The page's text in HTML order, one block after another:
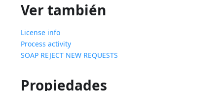
Ver también
License info
Process activity
SOAP REJECT NEW REQUESTS
Propiedades